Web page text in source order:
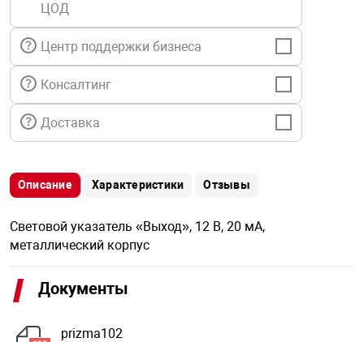
техника
автомобили
информации
средства охраны
ЦОД
Центр поддержки бизнеса
Консалтинг
Доставка
Описание Характеристики Отзывы
Световой указатель «Выход», 12 В, 20 мА,
металлический корпус
Документы
prizma102